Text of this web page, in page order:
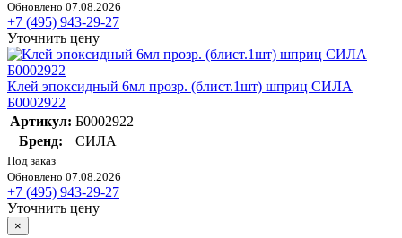
Обновлено 07.08.2026
+7 (495) 943-29-27
Уточнить цену
Клей эпоксидный 6мл прозр. (блист.1шт) шприц СИЛА
Б0002922
Артикул: Б0002922
Бренд:
СИЛА
Под заказ
Обновлено 07.08.2026
+7 (495) 943-29-27
Уточнить цену
×